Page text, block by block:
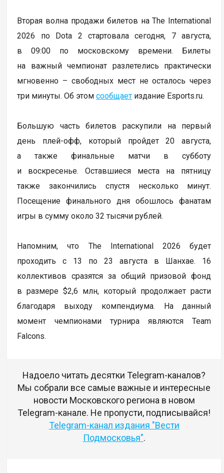
Вторая волна продажи билетов на The International
2026 по Dota 2 стартовала сегодня, 7 августа,
в 09:00 по московскому времени. Билеты
на важный чемпионат разлетелись практически
мгновенно – свободных мест не осталось через
три минуты. Об этомсообщает издание Esports.ru.
Большую часть билетов раскупили на первый
день плей-офф, который пройдет 20 августа,
а также финальные матчи в субботу
и воскресенье. Оставшиеся места на пятницу
также закончились спустя несколько минут.
Посещение финального дня обошлось фанатам
игры в сумму около 32 тысячи рублей.
Напомним, что The International 2026 будет
проходить с 13 по 23 августа в Шанхае. 16
коллективов сразятся за общий призовой фонд
в размере $2,6 млн, который продолжает расти
благодаря выходу компендиума. На данный
момент чемпионами турнира являются Team
Falcons.
Надоело читать десятки Telegram-каналов?
Мы собрали все самые важные и интересные
новости Московского региона в новом
Telegram-канале. Не пропусти, подписывайся!
Telegram-канал издания "Вести
Подмосковья".